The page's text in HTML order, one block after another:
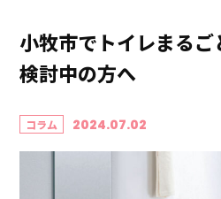
小牧市でトイレまる
検討中の方へ
コラム 2024.07.02